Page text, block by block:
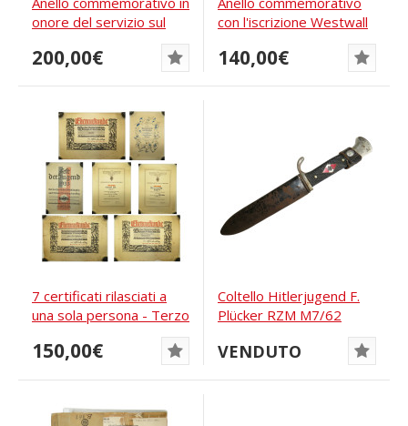
onore del servizio sul
200,00€
con l'iscrizione Westwall
140,00€
7 certificati rilasciati a
una sola persona - Terzo
150,00€
Coltello Hitlerjugend F.
Plücker RZM M7/62
VENDUTO